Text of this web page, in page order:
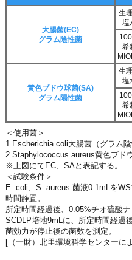
大腸菌(EC)
グラム陰性菌
生
塩
希
黄色ブドウ球菌(SA)
グラム陽性菌
生
塩
希
＜使用菌＞
1.Escherichia coli大腸菌（グラム陰
2.Staphylococcus aureus黄色ブド
※上図にてEC、SAと表記する。
＜試験条件＞
E. coli、S. aureus 菌液0.1mLを
時間静置。
所定時間経過後、0.05%チオ硫酸
SCDLP培地9mLに、所定時間経過
菌効力が停止後の菌数を測定。
[（一財）北里環境科学センターに